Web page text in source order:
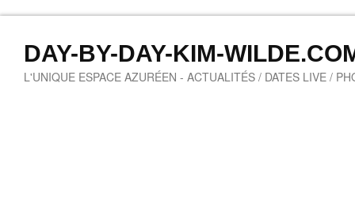
DAY-BY-DAY-KIM-
L'UNIQUE ESPACE AZURÉEN - ACTUALITÉS / DATES LIVE /